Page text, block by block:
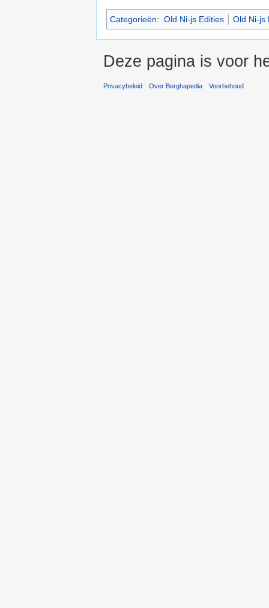
Categorieën: Old Ni-js Edities Old Ni-js
Deze pagina is voor
Privacybeleid Over Berghapedia Voorbehoud